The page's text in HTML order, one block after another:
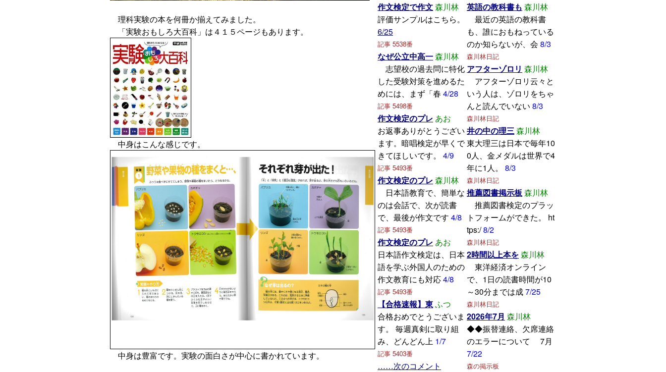
理科実験の本を何冊か揃えてみました。
「実験おもしろ大百科」は４１５ページもあります。
中身はこんな感じです。
中身は豊富です。実験の面白さが中心に書かれています。
作文検定で作文森川林
評価サンプルはこちら。
6/25
記事 5538番
なぜ公立中高一森川林
志望校の過去問に特化
した受験対策を進めるた
めには、まず「春 4/28
記事 5498番
作文検定のプレ あお
お返事ありがとうござい
ます。暗唱検定が早くで
きてほしいです。
4/9
記事 5493番
作文検定のプレ 森川林
日本語教育で、簡単な
のは会話で、次が読書
で、最後が作文です 4/8
記事 5493番
作文検定のプレ あお
日本語作文検定は、日本
語を学ぶ外国人のための
作文教育にも対応4/8
記事 5493番
【合格速報】東ふつ
合格おめでとうございま
す。 毎週真剣に取り組
み、どんどん上 1/7
記事 5403番
……次のコメント
英語の教科書も 森川林
最近の英語の教科書
も、誰におもねっている
のか知らないが、会 8/3
森川林日記
アフターゾロリ 森川林
アフターゾロリ云々と
いう人は、ゾロリをちゃ
んと読んでいない 8/3
森川林日記
井の中の理三森川林
東大理三は日本で毎年10
0人、金メダルは世界で4
年に1人。 8/3
森川林日記
推薦図書掲示板森川林
推薦図書検定のプラッ
トフォームができた。 ht
tps:/8/2
森川林日記
2時間以上本を森川林
東洋経済オンライン
で、1日の読書時間が10
～30分までは成7/25
森川林日記
2026年7月 森川林
◆◆振替連絡、欠席連絡
のエラーについて 7月
7/22
森の掲示板